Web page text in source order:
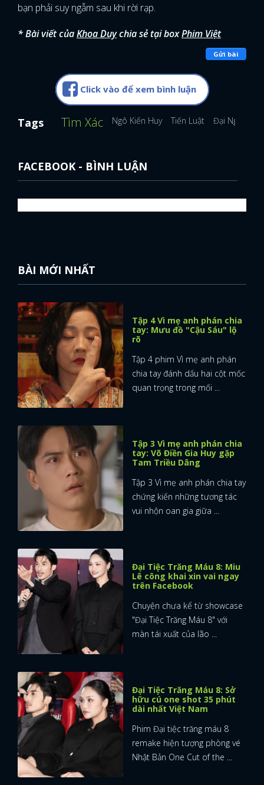
bạn phải suy ngẫm sau khi rời rạp.
* Bài viết củaKhoa Duychia sẻ tại boxPhim Việt
Gửi bài
Click vào để xem bình luận
Tags Tìm Xác Ngô Kiến Huy Tiến Luật Đại Nghĩa
FACEBOOK - BÌNH LUẬN
BÀI MỚI NHẤT
Tập 4 Vì mẹ anh phán chia
tay: Mưu đồ "Cậu Sáu" lộ
rõ
Tập 4 phim Vì mẹ anh phán
chia tay đánh dấu hai cột mốc
quan trọng trong mối ...
Tập 3 Vì mẹ anh phán chia
tay: Võ Điền Gia Huy gặp
Tam Triều Dâng
Tập 3 Vì mẹ anh phán chia tay
chứng kiến những tương tác
vui nhộn oan gia giữa ...
Đại Tiệc Trăng Máu 8: Miu
Lê công khai xin vai ngay
trên Facebook
Chuyện chưa kể từ showcase
"Đại Tiệc Trăng Máu 8" với
màn tái xuất của lão ...
Đại Tiệc Trăng Máu 8: Sở
hữu cú one shot 35 phút
dài nhất Việt Nam
Phim Đại tiệc trăng máu 8
remake hiện tượng phòng vé
Nhật Bản One Cut of the ...